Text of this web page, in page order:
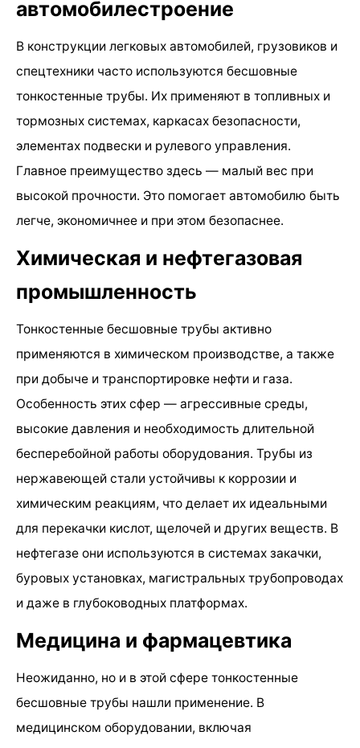
автомобилестроение
В конструкции легковых автомобилей, грузовиков и
спецтехники часто используются бесшовные
тонкостенные трубы. Их применяют в топливных и
тормозных системах, каркасах безопасности,
элементах подвески и рулевого управления.
Главное преимущество здесь — малый вес при
высокой прочности. Это помогает автомобилю быть
легче, экономичнее и при этом безопаснее.
Химическая и нефтегазовая
промышленность
Тонкостенные бесшовные трубы активно
применяются в химическом производстве, а также
при добыче и транспортировке нефти и газа.
Особенность этих сфер — агрессивные среды,
высокие давления и необходимость длительной
бесперебойной работы оборудования. Трубы из
нержавеющей стали устойчивы к коррозии и
химическим реакциям, что делает их идеальными
для перекачки кислот, щелочей и других веществ. В
нефтегазе они используются в системах закачки,
буровых установках, магистральных трубопроводах
и даже в глубоководных платформах.
Медицина и фармацевтика
Неожиданно, но и в этой сфере тонкостенные
бесшовные трубы нашли применение. В
медицинском оборудовании, включая